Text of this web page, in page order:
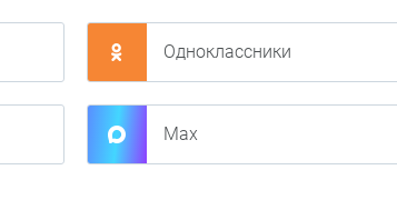
Одноклассники
Max